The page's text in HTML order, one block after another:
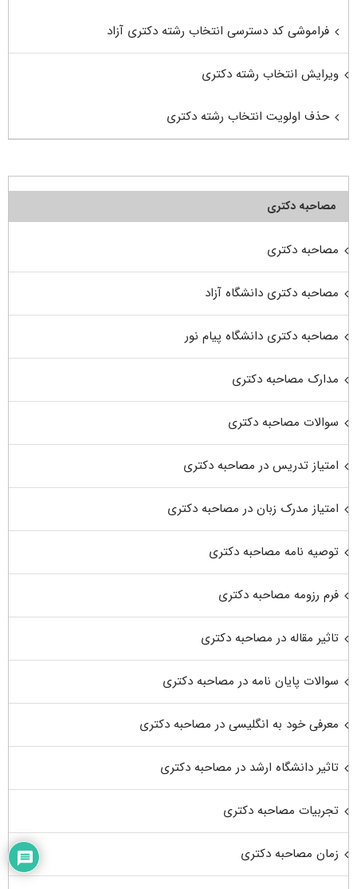
فراموشی کد دسترسی انتخاب رشته دکتری آزاد
ویرایش انتخاب رشته دکتری
حذف اولویت انتخاب رشته دکتری
مصاحبه دکتری
مصاحبه دکتری
مصاحبه دکتری دانشگاه آزاد
مصاحبه دکتری دانشگاه پیام نور
مدارک مصاحبه دکتری
سوالات مصاحبه دکتری
امتیاز تدریس در مصاحبه دکتری
امتیاز مدرک زبان در مصاحبه دکتری
توصیه نامه مصاحبه دکتری
فرم رزومه مصاحبه دکتری
تاثیر مقاله در مصاحبه دکتری
سوالات پایان نامه در مصاحبه دکتری
معرفی خود به انگلیسی در مصاحبه دکتری
تاثیر دانشگاه ارشد در مصاحبه دکتری
تجربیات مصاحبه دکتری
زمان مصاحبه دکتری